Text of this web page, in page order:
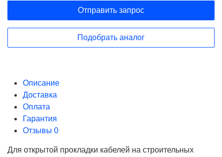
Отправить запрос
Подобрать аналог
Описание
Доставка
Оплата
Гарантия
Отзывы 0
Для открытой прокладки кабелей на строительных